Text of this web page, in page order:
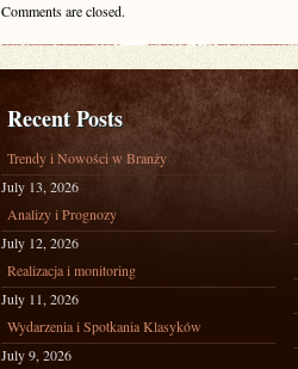
Comments are closed.
Recent Posts
Trendy i Nowości w Branży
July 13, 2026
Analizy i Prognozy
July 12, 2026
Realizacja i monitoring
July 11, 2026
Wydarzenia i Spotkania Klasyków
July 9, 2026